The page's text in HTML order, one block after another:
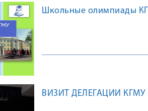
Школьные олимпиады
ВИЗИТ ДЕЛЕГАЦИИ